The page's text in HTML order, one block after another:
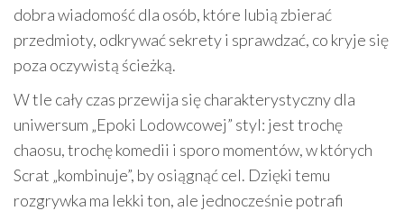
dobra wiadomość dla osób, które lubią zbierać
przedmioty, odkrywać sekrety i sprawdzać, co kryje się
poza oczywistą ścieżką.
W tle cały czas przewija się charakterystyczny dla
uniwersum „Epoki Lodowcowej” styl: jest trochę
chaosu, trochę komedii i sporo momentów, w których
Scrat „kombinuje”, by osiągnąć cel. Dzięki temu
rozgrywka ma lekki ton, ale jednocześnie potrafi